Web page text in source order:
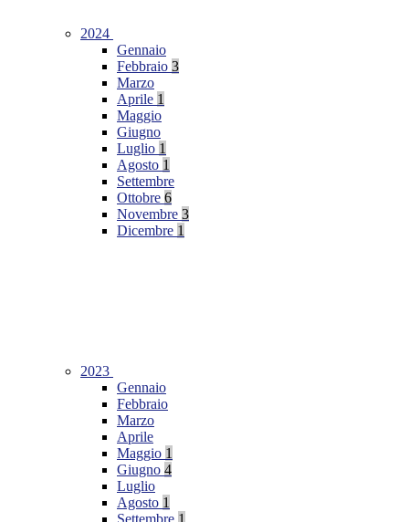
2024
Gennaio
Febbraio 3
Marzo
Aprile 1
Maggio
Giugno
Luglio 1
Agosto 1
Settembre
Ottobre 6
Novembre 3
Dicembre 1
2023
Gennaio
Febbraio
Marzo
Aprile
Maggio 1
Giugno 4
Luglio
Agosto 1